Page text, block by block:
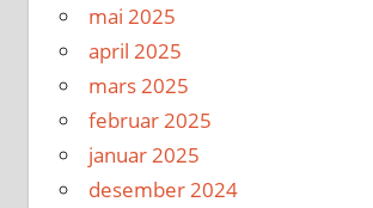
mai 2025
april 2025
mars 2025
februar 2025
januar 2025
desember 2024